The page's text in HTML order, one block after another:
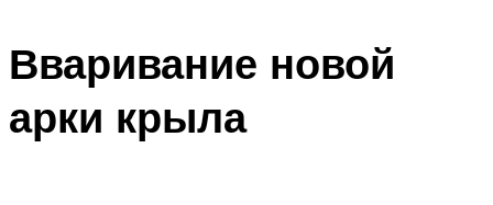
Вваривание новой
арки крыла